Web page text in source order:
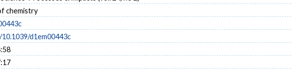
chemistry
d1em00443c